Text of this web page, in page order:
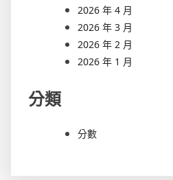
2026 年 4 月
2026 年 3 月
2026 年 2 月
2026 年 1 月
分類
分數